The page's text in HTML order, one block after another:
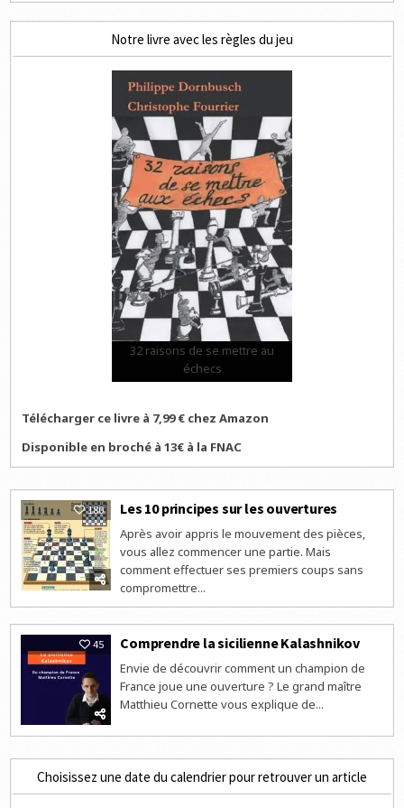
Notre livre avec les règles du jeu
32 raisons de se mettre au
échecs
Télécharger ce livre à 7,99 € chez Amazon
Disponible en broché à 13€ à la FNAC
180 Les 10 principes sur les ouvertures
Après avoir appris le mouvement des pièces,
vous allez commencer une partie. Mais
comment effectuer ses premiers coups sans
compromettre...
45 Comprendre la sicilienne Kalashnikov
Envie de découvrir comment un champion de
France joue une ouverture ? Le grand maître
Matthieu Cornette vous explique de...
Choisissez une date du calendrier pour retrouver un article